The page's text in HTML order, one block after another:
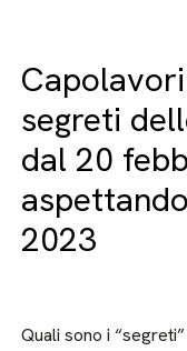
segreti
dal 20
2023
Quali sono i